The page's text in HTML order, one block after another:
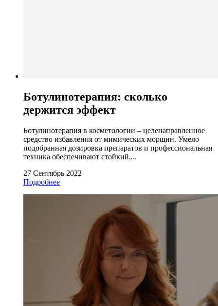
Ботулинотерапия: сколько
держится эффект
Ботулинотерапия в косметологии – целенаправленное
средство избавления от мимических морщин. Умело
подобранная дозировка препаратов и профессиональная
техника обеспечивают стойкий,...
27 Сентябрь 2022
Подробнее